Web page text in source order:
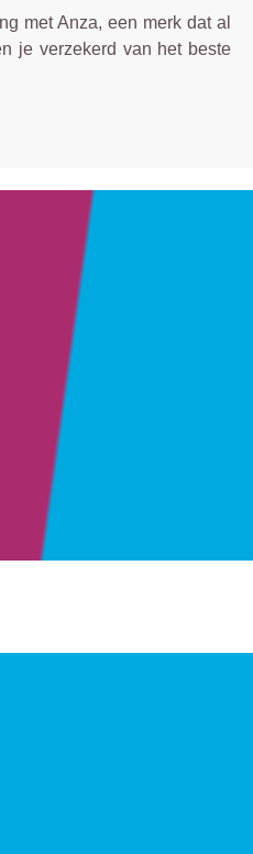
met Anza, een merk dat al
je verzekerd van het beste